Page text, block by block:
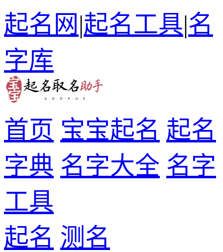
起名网|起名工具|名
字库
首页 宝宝起名 起名
字典 名字大全 名字
工具
起名 测名